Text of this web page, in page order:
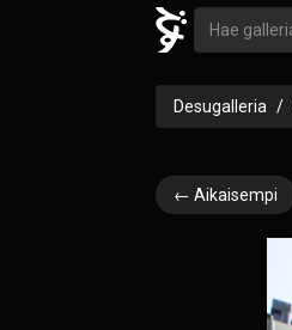
Desugalleria
← Aikaisempi